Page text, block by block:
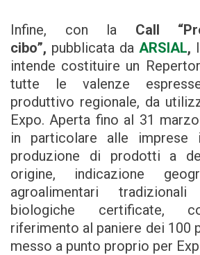
Infine, con la Call
cibo”, pubblicata da ARSIAL,
intende costituire un
tutte le valenze
produttivo regionale, da
Expo. Aperta fino al 31
in particolare alle imprese
produzione di prodotti a
origine, indicazione
agroalimentari
biologiche certificate,
riferimento al paniere dei 100
messo a punto proprio per